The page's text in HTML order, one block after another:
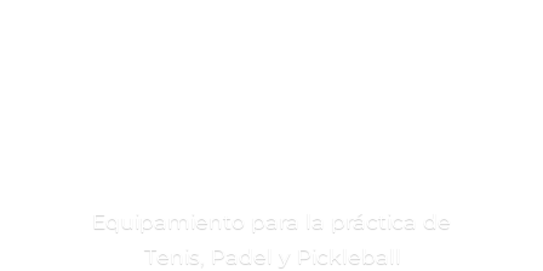
Equipamiento para la práctica de
Tenis, Padel
y Pickleball